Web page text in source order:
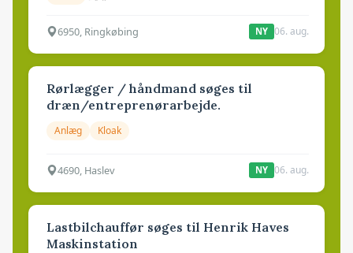
6950, Ringkøbing NY 06. aug.
Rørlægger / håndmand søges til
dræn/entreprenørarbejde.
Anlæg Kloak
4690, Haslev NY 06. aug.
Lastbilchauffør søges til Henrik Haves
Maskinstation